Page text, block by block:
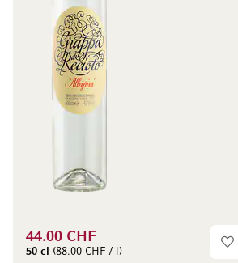
44.00 CHF
50 cl (88.00 CHF / l)